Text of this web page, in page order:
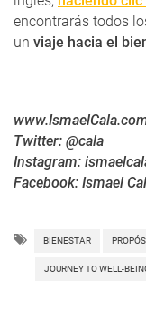
encontrarás todos
un viaje hacia el
----------------------------
Twitter: @cala
Instagram:
Facebook: Ismael
BIENESTAR
JOURNEY TO WELL-